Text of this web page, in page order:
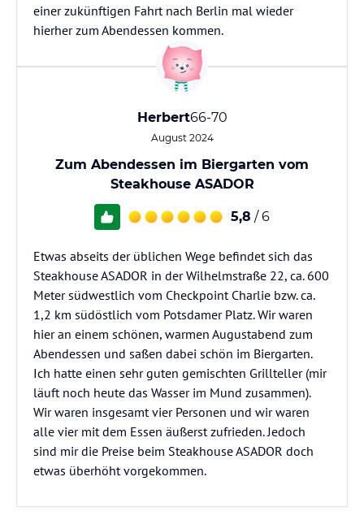
einer zukünftigen Fahrt nach Berlin mal wieder
hierher zum Abendessen kommen.
Herbert66-70
August 2024
Zum Abendessen im Biergarten vom
Steakhouse ASADOR
5,8 / 6
Etwas abseits der üblichen Wege befindet sich das
Steakhouse ASADOR in der Wilhelmstraße 22, ca. 600
Meter südwestlich vom Checkpoint Charlie bzw. ca.
1,2 km südöstlich vom Potsdamer Platz. Wir waren
hier an einem schönen, warmen Augustabend zum
Abendessen und saßen dabei schön im Biergarten.
Ich hatte einen sehr guten gemischten Grillteller (mir
läuft noch heute das Wasser im Mund zusammen).
Wir waren insgesamt vier Personen und wir waren
alle vier mit dem Essen äußerst zufrieden. Jedoch
sind mir die Preise beim Steakhouse ASADOR doch
etwas überhöht vorgekommen.